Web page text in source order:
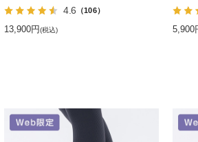
4.6 （106）
13,900円(税込) 5,900